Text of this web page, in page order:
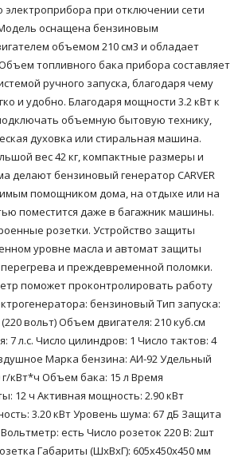
электроприбора при отключении сети
оснащена бензиновым
объемом 210 см3 и обладает
топливного бака прибора составляет
ручного запуска, благодаря чему
и удобно. Благодаря мощности 3.2 кВт к
объемную бытовую технику,
духовка или стиральная машина.
вес 42 кг, компактные размеры и
делают бензиновый генератор CARVER
помощником дома, на отдыхе или на
поместится даже в багажник машины.
розетки. Устройство защиты
уровне масла и автомат защиты
и преждевременной поломки.
поможет проконтролировать работу
бензиновый Тип запуска:
вольт) Объем двигателя: 210 куб.см
7 л.с. Число цилиндров: 1 Число тактов: 4
Марка бензина: АИ-92 Удельный
г/кВт*ч Объем бака: 15 л Время
12 ч Активная мощность: 2.90 кВт
3.20 кВт Уровень шума: 67 дБ Защита
есть Число розеток 220 В: 2шт
Габариты (ШхВхГ): 605x450x450 мм